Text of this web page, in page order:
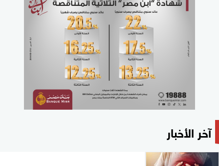
آخر الأخبار